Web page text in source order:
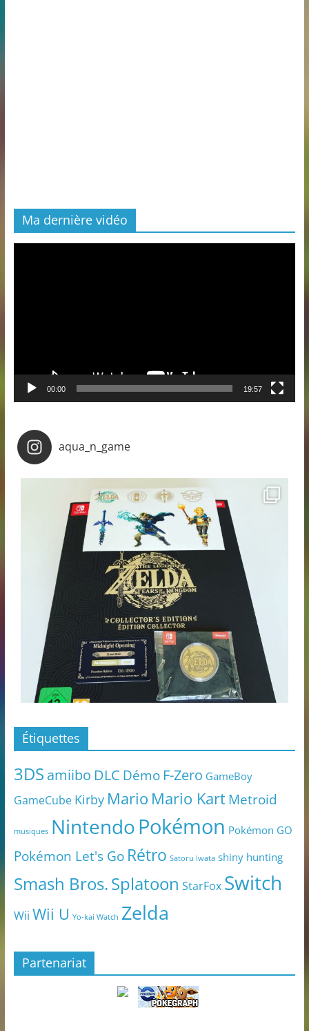
Ma dernière vidéo
00:00 19:57
aqua_n_game
Étiquettes
3DS amiibo DLC Démo F-Zero GameBoy
GameCube Kirby Mario Mario KartMetroid
musiques NintendoPokémon Pokémon GO
Pokémon Let's Go Rétro Satoru Iwata shiny hunting
Smash Bros.Splatoon StarFox Switch
Wii Wii U Yo-kai Watch Zelda
Partenariat